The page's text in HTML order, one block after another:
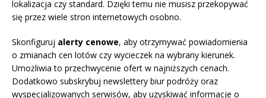
lokalizacja czy standard. Dzięki temu nie musisz przekopywać
się przez wiele stron internetowych osobno.
Skonfiguruj alerty cenowe, aby otrzymywać powiadomienia
o zmianach cen lotów czy wycieczek na wybrany kierunek.
Umożliwia to przechwycenie ofert w najniższych cenach.
Dodatkowo subskrybuj newslettery biur podróży oraz
wyspecjalizowanych serwisów, aby uzyskiwać informacje o